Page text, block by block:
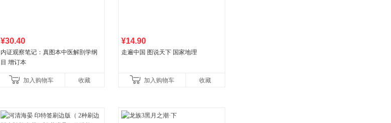
¥30.40
内证观察笔记：真图本中医解剖学纲
目 增订本
加入购物车 收藏
¥14.90
走遍中国 图说天下 国家地理
加入购物车 收藏